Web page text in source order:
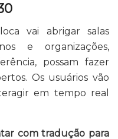
vai abrigar salas
e organizações,
possam fazer
Os usuários vão
em tempo real
com tradução para